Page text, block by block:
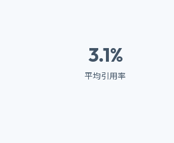
3.1%
平均引用率